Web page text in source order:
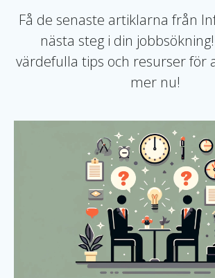
Få de senaste artiklarna från
nästa steg i din
värdefulla tips och resurser för
mer nu!